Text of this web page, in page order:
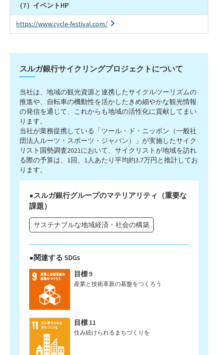
（7）イベントHP
https://www.cycle-festival.com/
スルガ銀行サイクリングプロジェクトについて
当社は、地域の観光資源と連携したサイクルツーリズムの
推進や、自転車の機動性を活かしたきめ細やかな観光情報
の発信を通じて、これからも地域の活性化に貢献してまい
ります。
当社が業務提携している「ツール・ド・ニッポン（一般社
団法人ルーツ・スポーツ・ジャパン）」が実施したサイク
リスト国勢調査2021において、サイクリストが地域を訪れ
る際の予算は、1回、1人あたり平均約3.7万円と推計してお
ります。
●スルガ銀行グループのマテリアリティ（重要な
課題）
サステナブルな地域経済・社会の構築
●関連する SDGs
目標 9
産業と技術革新の基盤をつくろう
目標 11
住み続けられるまちづくりを